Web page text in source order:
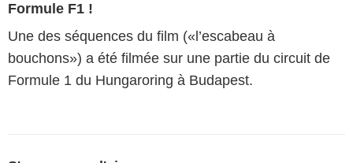
Formule F1 !
Une des séquences du film («l’escabeau à
bouchons») a été filmée sur une partie du circuit de
Formule 1 du Hungaroring à Budapest.